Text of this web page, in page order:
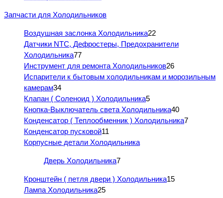
Запчасти для Холодильников
Воздушная заслонка Холодильника22
Датчики NTC, Дефростеры, Предохранители
Холодильника77
Инструмент для ремонта Холодильников26
Испарители к бытовым холодильникам и морозильным
камерам34
Клапан ( Соленоид ) Холодильника5
Кнопка-Выключатель света Холодильника40
Конденсатор ( Теплообменник ) Холодильника7
Конденсатор пусковой11
Корпусные детали Холодильника
Дверь Холодильника7
Кронштейн ( петля двери ) Холодильника15
Лампа Холодильника25